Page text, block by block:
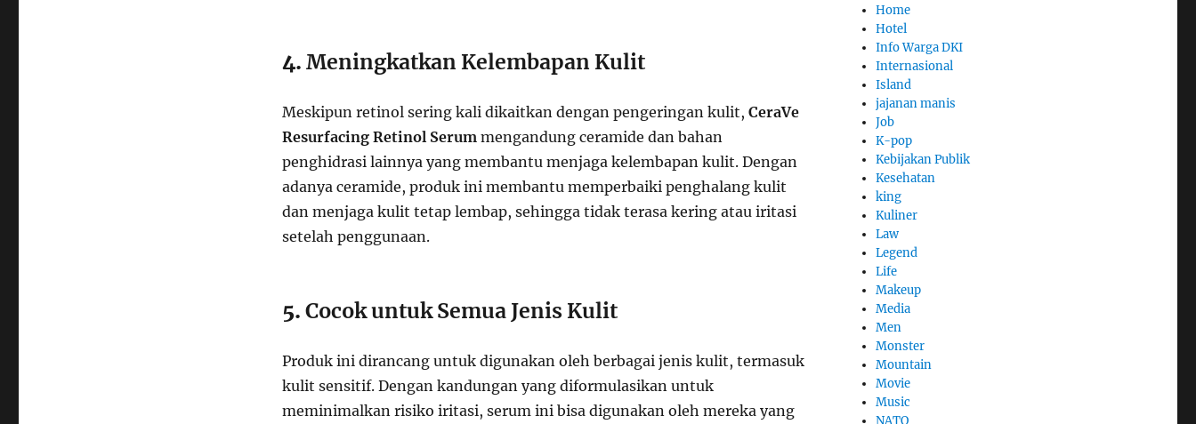
4. Meningkatkan Kelembapan Kulit
Meskipun retinol sering kali dikaitkan dengan pengeringan kulit, CeraVe
Resurfacing Retinol Serum mengandung ceramide dan bahan
penghidrasi lainnya yang membantu menjaga kelembapan kulit. Dengan
adanya ceramide, produk ini membantu memperbaiki penghalang kulit
dan menjaga kulit tetap lembap, sehingga tidak terasa kering atau iritasi
setelah penggunaan.
5. Cocok untuk Semua Jenis Kulit
Produk ini dirancang untuk digunakan oleh berbagai jenis kulit, termasuk
kulit sensitif. Dengan kandungan yang diformulasikan untuk
meminimalkan risiko iritasi, serum ini bisa digunakan oleh mereka yang
Home
Hotel
Info Warga DKI
Internasional
Island
jajanan manis
Job
K-pop
Kebijakan Publik
Kesehatan
king
Kuliner
Law
Legend
Life
Makeup
Media
Men
Monster
Mountain
Movie
Music
NATO